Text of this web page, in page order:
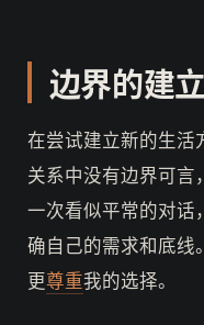
边界的建立
在尝试建立新的生活
关系中没有边界可言
一次看似平常的对话
确自己的需求和底线
更尊重我的选择。